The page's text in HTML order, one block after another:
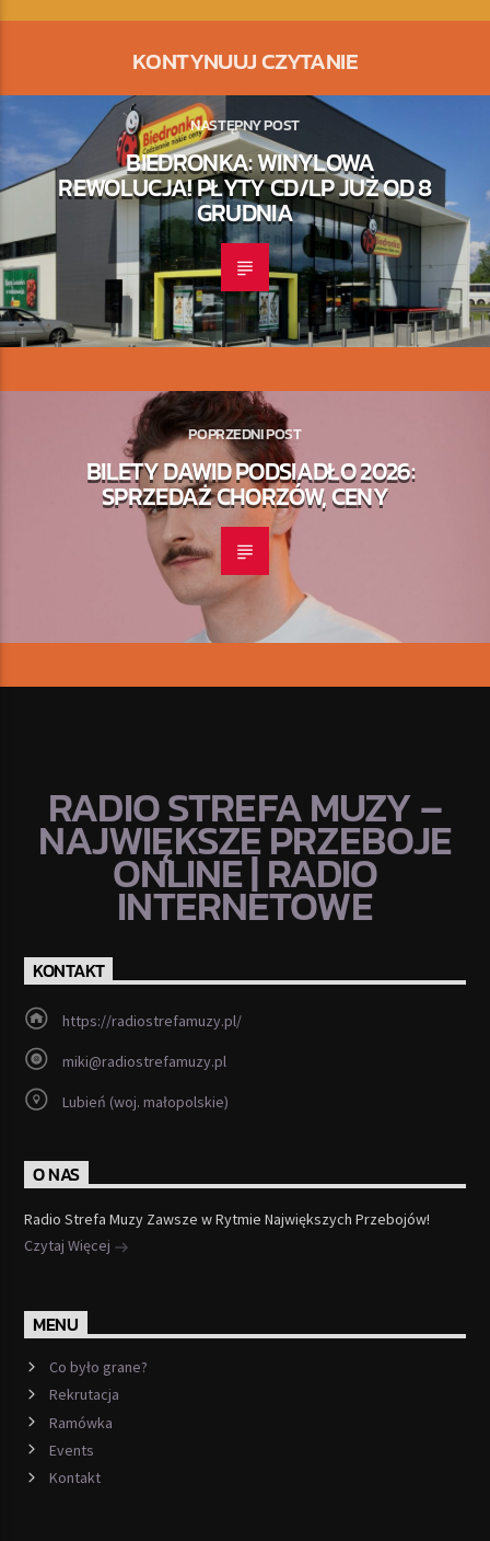
KONTYNUUJ CZYTANIE
NASTĘPNY POST
BIEDRONKA: WINYLOWA
REWOLUCJA! PŁYTY CD/LP JUŻ OD 8
GRUDNIA
POPRZEDNI POST
BILETY DAWID PODSIADŁO 2026:
SPRZEDAŻ CHORZÓW, CENY
RADIO STREFA MUZY –
NAJWIĘKSZE PRZEBOJE
ONLINE | RADIO
INTERNETOWE
KONTAKT
https://radiostrefamuzy.pl/
miki@radiostrefamuzy.pl
Lubień (woj. małopolskie)
O NAS
Radio Strefa Muzy Zawsze w Rytmie Największych Przebojów!
Czytaj Więcej
MENU
Co było grane?
Rekrutacja
Ramówka
Events
Kontakt